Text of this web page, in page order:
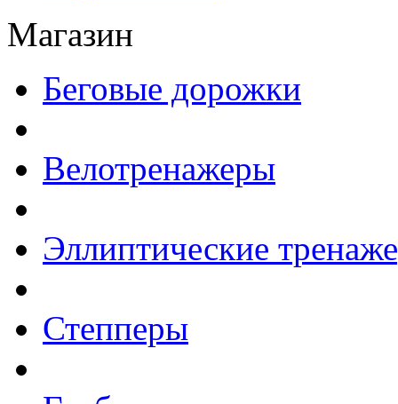
Магазин
Беговые дорожки
Велотренажеры
Эллиптические
Степперы